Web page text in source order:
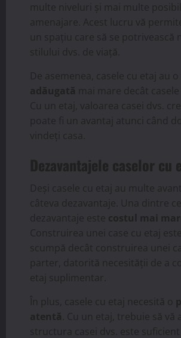
multe niveluri și mai multe
amenajare. Acest lucru vă
un spațiu care să se potrivească
stilului dvs. de viață.
De asemenea, casele cu etaj au o
adăugată mai mare decât
Cu un etaj, valoarea casei dvs.
poate fi un avantaj atunci când
vindeți casa.
Dezavantajele caselor cu
Deși casele cu etaj au multe
câteva dezavantaje. Una dintre
dezavantaje este costul mai
Construirea unei case cu etaj
scumpă decât construirea unei
parter, datorită necesității de a
etaj suplimentar.
În plus, casele cu etaj necesită o
atentă . Cu un etaj, trebuie să vă
structura casei dvs. este